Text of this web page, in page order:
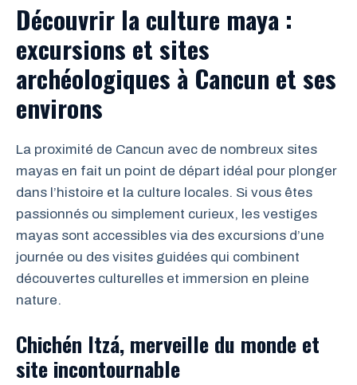
Découvrir la culture maya :
excursions et sites
archéologiques à Cancun et ses
environs
La proximité de Cancun avec de nombreux sites
mayas en fait un point de départ idéal pour plonger
dans l’histoire et la culture locales. Si vous êtes
passionnés ou simplement curieux, les vestiges
mayas sont accessibles via des excursions d’une
journée ou des visites guidées qui combinent
découvertes culturelles et immersion en pleine
nature.
Chichén Itzá, merveille du monde et
site incontournable